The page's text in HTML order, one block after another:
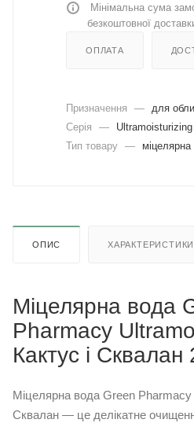
Мінімальна сума
безкоштовної
ОПЛАТА
Призначення —
для
Серія
—
Ultramoisturizing
Тип товару —
ОПИС ХАРАКТЕРИСТИКИ
Міцелярна вода
Pharmacy
Кактус і
Міцелярна вода Green Pharmacy
Сквалан — це делікатне